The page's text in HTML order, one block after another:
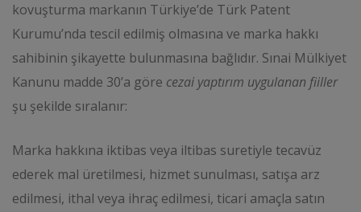
kovuşturma markanın Türkiye’de Türk Patent
Kurumu’nda tescil edilmiş olmasına ve marka hakkı
sahibinin şikayette bulunmasına bağlıdır. Sınai Mülkiyet
Kanunu madde 30’a göre cezai yaptırım uygulanan fiiller
şu şekilde sıralanır:
Marka hakkına iktibas veya iltibas suretiyle tecavüz
ederek mal üretilmesi, hizmet sunulması, satışa arz
edilmesi, ithal veya ihraç edilmesi, ticari amaçla satın